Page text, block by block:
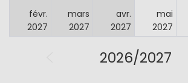
févr.
2027
mars
2027
avr.
2027
mai
2027
2026/2027